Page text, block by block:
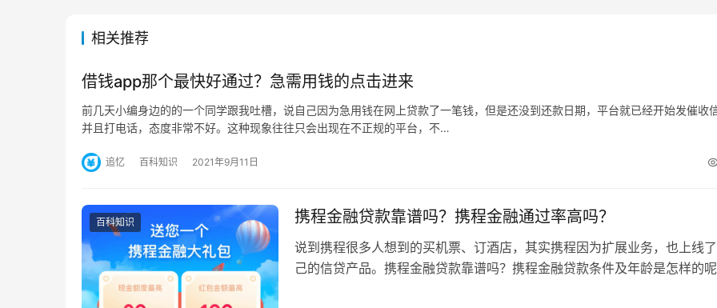
相关推荐
借钱app那个最快好通过？急需用钱的点击进来
前几天小编身边的的一个同学跟我吐槽，说自己因为急用钱在网上贷款了一笔钱，但是还没到还款日期，平台就已经开始发催收
并且打电话，态度非常不好。这种现象往往只会出现在不正规的平台，不…
追忆 百科知识 2021年9月11日
百科知识 携程金融贷款靠谱吗？携程金融通过率高吗？
说到携程很多人想到的买机票、订酒店，其实携程因为扩展业务，也上线
己的信贷产品。携程金融贷款靠谱吗？携程金融贷款条件及年龄是怎样的